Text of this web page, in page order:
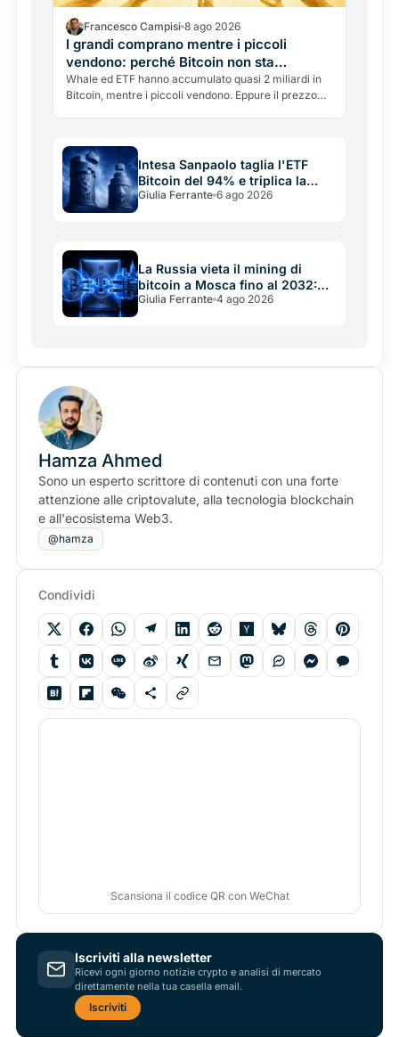
Francesco Campisi 8 ago 2026
I grandi comprano mentre i piccoli
vendono: perché Bitcoin non sta
reagendo
Whale ed ETF hanno accumulato quasi 2 miliardi in
Bitcoin, mentre i piccoli vendono. Eppure il prezzo
Intesa Sanpaolo taglia l'ETF
Bitcoin del 94% e triplica la
posizione su Ethereum
Giulia Ferrante 6 ago 2026
La Russia vieta il mining di
bitcoin a Mosca fino al 2032:
quando la rete elettrica batte le
Giulia Ferrante 4 ago 2026
Hamza Ahmed
Sono un esperto scrittore di contenuti con una forte
attenzione alle criptovalute, alla tecnologia blockchain
e all'ecosistema Web3.
@hamza
Condividi
Scansiona il codice QR con WeChat
Iscriviti alla newsletter
Ricevi ogni giorno notizie crypto e analisi di mercato
direttamente nella tua casella email.
Iscriviti